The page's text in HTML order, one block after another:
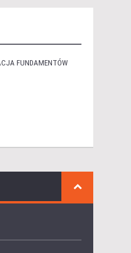
FUNDAMENTÓW